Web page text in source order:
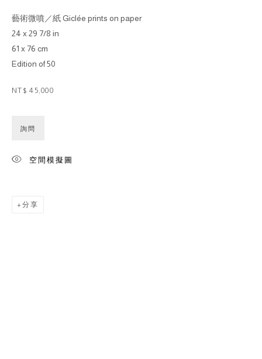
網頁支持 ARTLOGIC
gallery@eslite.com
台灣110055台北市信義區菸廠路88號B1
藝術微噴／紙 Giclée prints on paper
24 x 29 7/8 in
61 x 76 cm
Edition of 50
NT$ 45,000
詢問
空間模擬圖
分享